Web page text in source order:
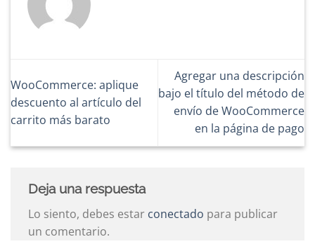
WooCommerce: aplique
descuento al artículo del
carrito más barato
Agregar una descripción
bajo el título del método de
envío de WooCommerce
en la página de pago
Deja una respuesta
Lo siento, debes estar conectado para publicar
un comentario.